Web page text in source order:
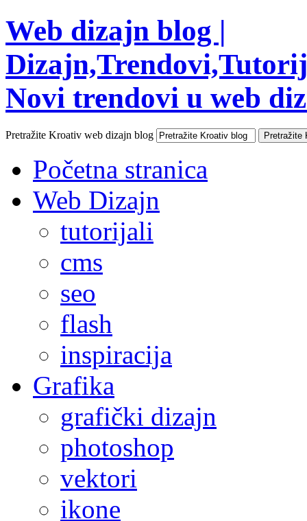
Web dizajn blog |
Novi trendovi u web
Pretražite Kroativ web dizajn blog
Početna stranica
Web Dizajn
tutorijali
cms
seo
flash
inspiracija
Grafika
grafički dizajn
photoshop
vektori
ikone